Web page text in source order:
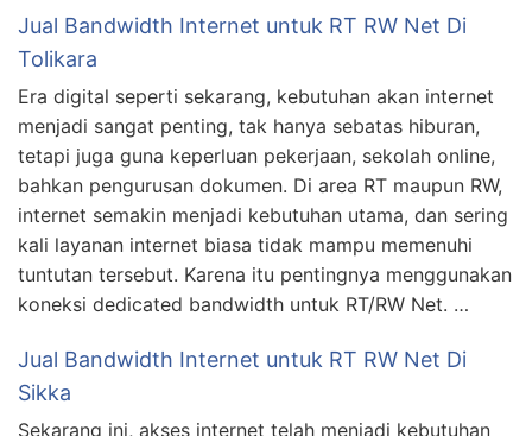
Jual Bandwidth Internet untuk RT RW Net Di
Tolikara
Era digital seperti sekarang, kebutuhan akan internet
menjadi sangat penting, tak hanya sebatas hiburan,
tetapi juga guna keperluan pekerjaan, sekolah online,
bahkan pengurusan dokumen. Di area RT maupun RW,
internet semakin menjadi kebutuhan utama, dan sering
kali layanan internet biasa tidak mampu memenuhi
tuntutan tersebut. Karena itu pentingnya menggunakan
koneksi dedicated bandwidth untuk RT/RW Net. …
Jual Bandwidth Internet untuk RT RW Net Di
Sikka
Sekarang ini, akses internet telah menjadi kebutuhan